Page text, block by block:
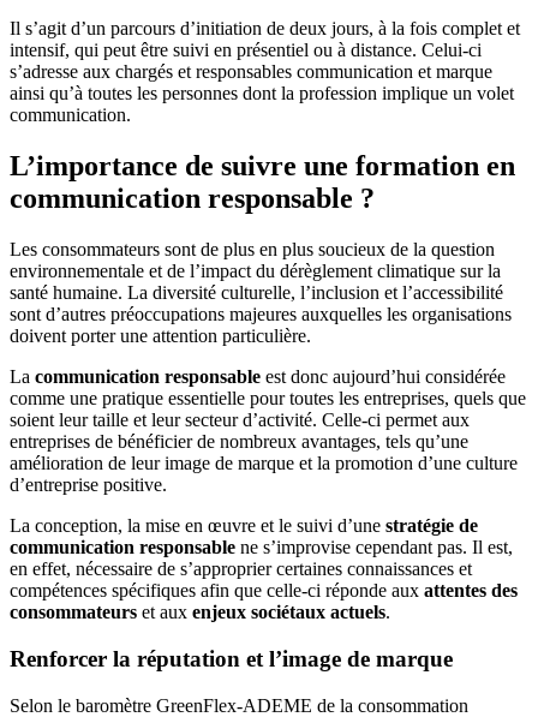
Il s’agit d’un parcours d’initiation de deux jours, à la fois complet et
intensif, qui peut être suivi en présentiel ou à distance. Celui-ci
s’adresse aux chargés et responsables communication et marque
ainsi qu’à toutes les personnes dont la profession implique un volet
communication.
L’importance de suivre une formation en
communication responsable ?
Les consommateurs sont de plus en plus soucieux de la question
environnementale et de l’impact du dérèglement climatique sur la
santé humaine. La diversité culturelle, l’inclusion et l’accessibilité
sont d’autres préoccupations majeures auxquelles les organisations
doivent porter une attention particulière.
La communication responsable est donc aujourd’hui considérée
comme une pratique essentielle pour toutes les entreprises, quels que
soient leur taille et leur secteur d’activité. Celle-ci permet aux
entreprises de bénéficier de nombreux avantages, tels qu’une
amélioration de leur image de marque et la promotion d’une culture
d’entreprise positive.
La conception, la mise en œuvre et le suivi d’une stratégie de
communication responsable ne s’improvise cependant pas. Il est,
en effet, nécessaire de s’approprier certaines connaissances et
compétences spécifiques afin que celle-ci réponde aux attentes des
consommateurs et aux enjeux sociétaux actuels.
Renforcer la réputation et l’image de marque
Selon le baromètre GreenFlex-ADEME de la consommation